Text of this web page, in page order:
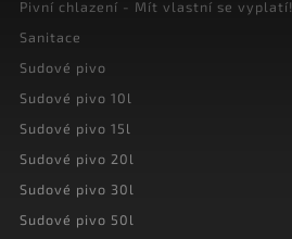
Pivní chlazení - Mít vlastní se vyplatí!
Sanitace
Sudové pivo
Sudové pivo 10l
Sudové pivo 15l
Sudové pivo 20l
Sudové pivo 30l
Sudové pivo 50l